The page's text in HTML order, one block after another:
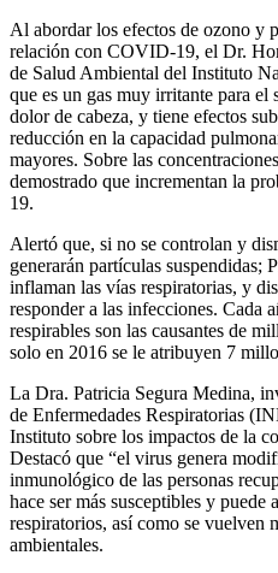
Al abordar los efectos de ozono y
relación con COVID-19, el Dr.
de Salud Ambiental del Instituto
que es un gas muy irritante para el
dolor de cabeza, y tiene efectos
reducción en la capacidad
mayores. Sobre las
demostrado que incrementan la
19.
Alertó que, si no se controlan y
generarán partículas suspendidas;
inflaman las vías respiratorias, y
responder a las infecciones. Cada
respirables son las causantes de
solo en 2016 se le atribuyen 7
La Dra. Patricia Segura Medina,
de Enfermedades Respiratorias
Instituto sobre los impactos de la
Destacó que “el virus genera
inmunológico de las personas
hace ser más susceptibles y puede
respiratorios, así como se vuelven
ambientales.